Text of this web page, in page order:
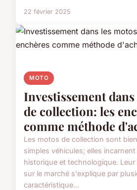
22 février 2025
MOTO
Investissement
de collection: les
comme méthode
Les motos de collection sont
simples véhicules; elles
historique et technologique.
sur le marché s'explique par
caractéristique...